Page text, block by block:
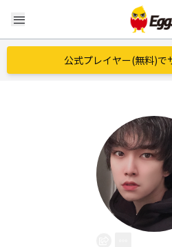
menu
公式プレイヤー(無料)で